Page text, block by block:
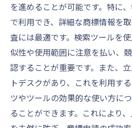
を進めることが可能です。特に
で利用でき、詳細な商標情報を
査には最適です。検索ツールを
似性や使用範囲に注意を払い、
認することが重要です。また、
トデスクがあり、これを利用す
ツやツールの効果的な使い方に
ることができます。これにより